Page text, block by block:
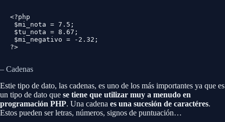
<?php
$mi_nota = 7.5;
$tu_nota = 8.67;
$mi_negativo = -2.32;
?>
– Cadenas
Estie tipo de dato, las cadenas, es uno de los más importantes ya que es
un tipo de dato que se tiene que utilizar muy a menudo en
programación PHP. Una cadena es una sucesión de caractéres.
Estos pueden ser letras, números, signos de puntuación…